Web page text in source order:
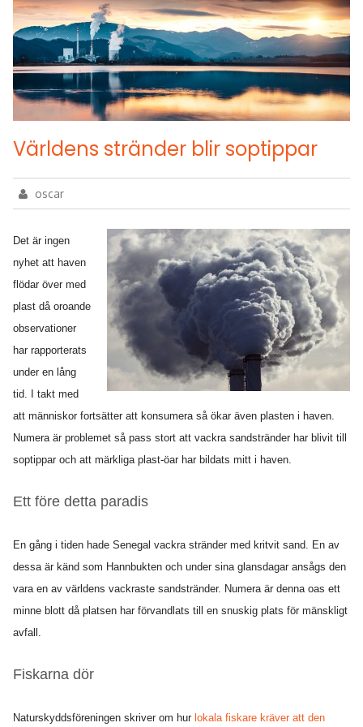
Världens stränder blir soptippar
oscar
Det är ingen
nyhet att haven
flödar över med
plast då oroande
observationer
har rapporterats
under en lång
tid. I takt med
att människor fortsätter att konsumera så ökar även plasten i haven.
Numera är problemet så pass stort att vackra sandstränder har blivit till
soptippar och att märkliga plast-öar har bildats mitt i haven.
Ett före detta paradis
En gång i tiden hade Senegal vackra stränder med kritvit sand. En av
dessa är känd som Hannbukten och under sina glansdagar ansågs den
vara en av världens vackraste sandstränder. Numera är denna oas ett
minne blott då platsen har förvandlats till en snuskig plats för mänskligt
avfall.
Fiskarna dör
Naturskyddsföreningen skriver om hur lokala fiskare kräver att den